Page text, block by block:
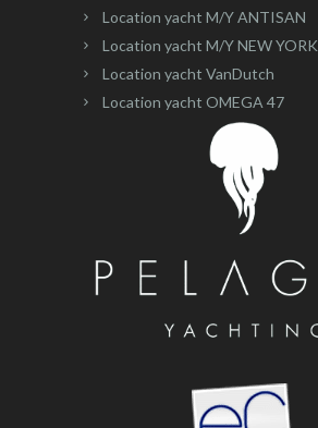
Location yacht M/Y ANTISAN
Location yacht M/Y NEW YORK
Location yacht VanDutch
Location yacht OMEGA 47